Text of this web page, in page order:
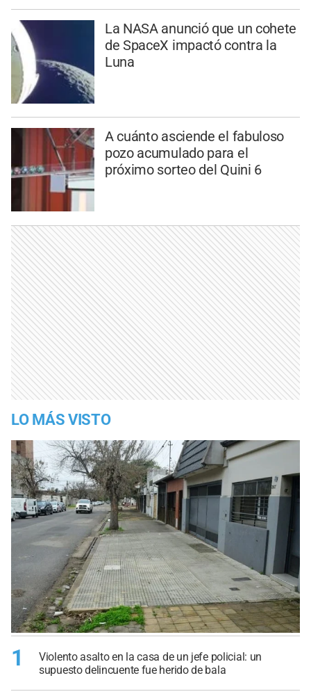
La NASA anunció que un cohete
de SpaceX impactó contra la
Luna
A cuánto asciende el fabuloso
pozo acumulado para el
próximo sorteo del Quini 6
LO MÁS VISTO
1
Violento asalto en la casa de un jefe policial: un
supuesto delincuente fue herido de bala